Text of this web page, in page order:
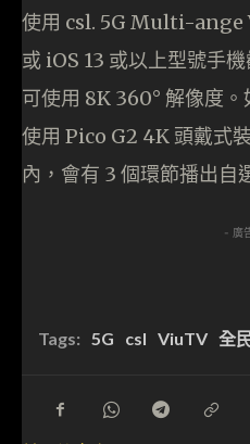
使用 csl. 5G Multi-ange
或 iOS 13 或以上型號手
可使用 8K 360° 解像度
使用 Pico G2 4K 頭戴式
內，會有 3 個環節播出自
- 廣
Tags: 5G csl ViuTV 全